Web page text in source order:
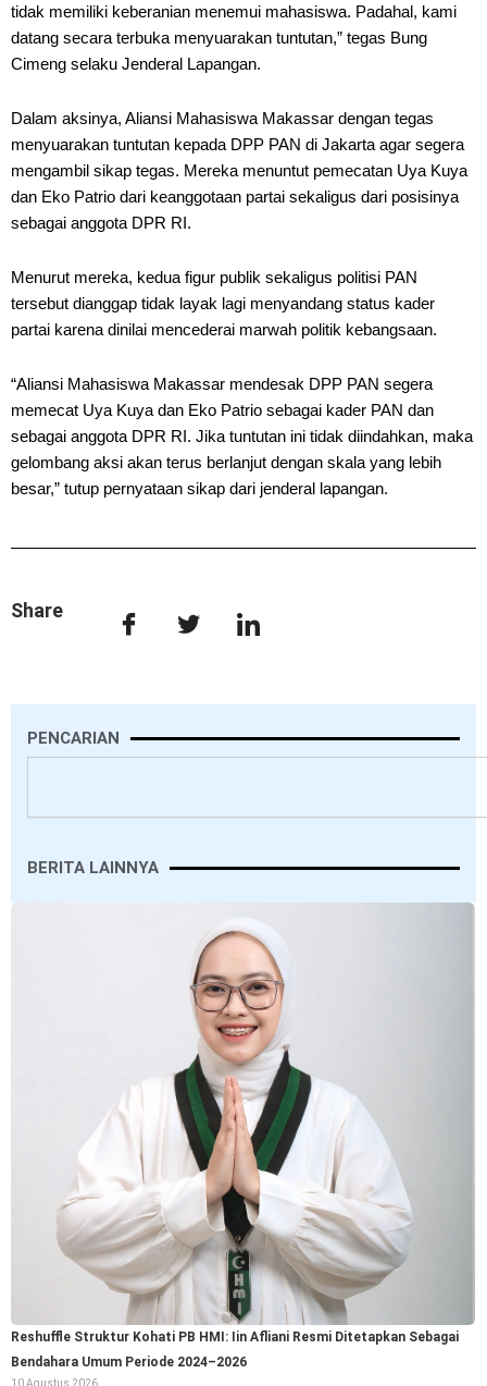
tidak memiliki keberanian menemui mahasiswa. Padahal, kami
datang secara terbuka menyuarakan tuntutan,” tegas Bung
Cimeng selaku Jenderal Lapangan.
Dalam aksinya, Aliansi Mahasiswa Makassar dengan tegas
menyuarakan tuntutan kepada DPP PAN di Jakarta agar segera
mengambil sikap tegas. Mereka menuntut pemecatan Uya Kuya
dan Eko Patrio dari keanggotaan partai sekaligus dari posisinya
sebagai anggota DPR RI.
Menurut mereka, kedua figur publik sekaligus politisi PAN
tersebut dianggap tidak layak lagi menyandang status kader
partai karena dinilai mencederai marwah politik kebangsaan.
“Aliansi Mahasiswa Makassar mendesak DPP PAN segera
memecat Uya Kuya dan Eko Patrio sebagai kader PAN dan
sebagai anggota DPR RI. Jika tuntutan ini tidak diindahkan, maka
gelombang aksi akan terus berlanjut dengan skala yang lebih
besar,” tutup pernyataan sikap dari jenderal lapangan.
Share
PENCARIAN
BERITA LAINNYA
Reshuffle Struktur Kohati PB HMI: Iin Afliani Resmi Ditetapkan Sebagai
Bendahara Umum Periode 2024–2026